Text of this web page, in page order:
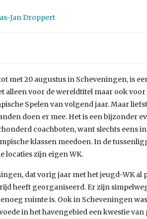
Jan Droppert
met 20 augustus in Scheveningen, is
alleen voor de wereldtitel maar ook voor
Spelen van volgend jaar. Maar
doen er mee. Het is een bijzonder
coachboten, want slechts eens
klassen meedoen. In de
locaties zijn eigen WK.
dat vorig jaar met het jeugd-WK al
heeft georganiseerd. Er zijn
ruimte is. Ook in Scheveningen
in het havengebied een kwestie van